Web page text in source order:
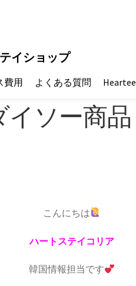
イショップ
費用 よくある質問 Heartee
イソー商品
こんにちは
ハートステイコリア
韓国情報担当です